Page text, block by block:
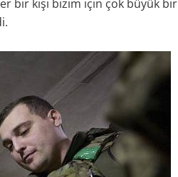
bir kişi bizim için çok büyük bir